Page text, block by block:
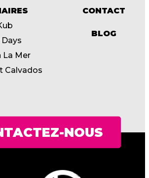
La Mer
Calvados
CONTACT
BLOG
NOUS